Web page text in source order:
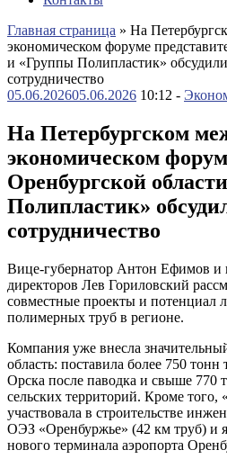
Главная страница » На
экономическом форуме
и «Группы Полипластик»
сотрудничество
05.06.202605.06.2026 10:12 -
На Петербургском
экономическом
Оренбургской
Полипластик»
сотрудничество
Вице-губернатор Антон Ефимов и
директоров Лев Гориловский
совместные проекты и потенциал
полимерных труб в регионе.
Компания уже внесла
область: поставила более 750 тонн
Орска после паводка и свыше 770
сельских территорий. Кроме того,
участвовала в строительстве
ОЭЗ «Оренбуржье» (42 км труб) и
нового терминала аэропорта